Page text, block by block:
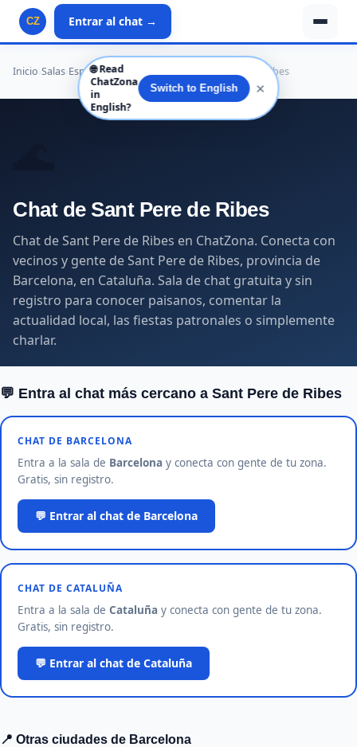
CZ Entrar al chat →
Inicio Salas España›Cataluña Sant Pere de Ribes
Chat de Sant Pere de Ribes
Chat de Sant Pere de Ribes en ChatZona. Conecta con
vecinos y gente de Sant Pere de Ribes, provincia de
Barcelona, en Cataluña. Sala de chat gratuita y sin
registro para conocer paisanos, comentar la
actualidad local, las fiestas patronales o simplemente
charlar.
💬 Entra al chat más cercano a Sant Pere de Ribes
CHAT DE BARCELONA
Entra a la sala de Barcelona y conecta con gente de tu zona.
Gratis, sin registro.
💬 Entrar al chat de Barcelona
CHAT DE CATALUÑA
Entra a la sala de Cataluña y conecta con gente de tu zona.
Gratis, sin registro.
💬 Entrar al chat de Cataluña
📍 Otras ciudades de Barcelona
🌐 Read
ChatZona
in
English?
Switch to English ✕